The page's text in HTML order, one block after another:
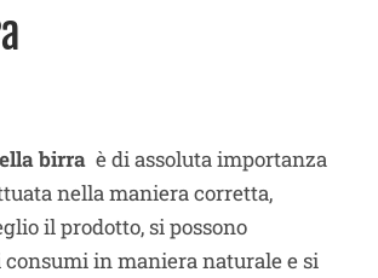
birra è di assoluta importanza
nella maniera corretta,
il prodotto, si possono
in maniera naturale e si